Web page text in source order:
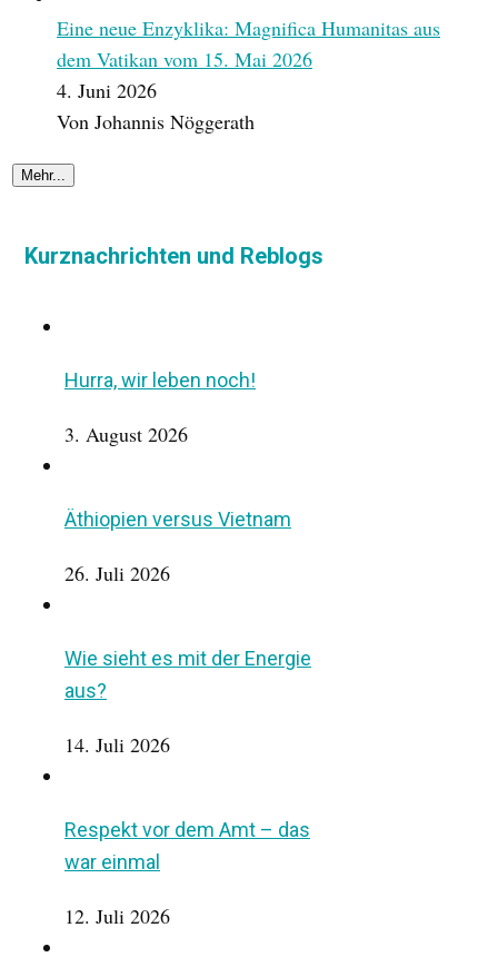
Eine neue Enzyklika: Magnifica Humanitas aus
dem Vatikan vom 15. Mai 2026
4. Juni 2026
Von Johannis Nöggerath
Kurznachrichten und Reblogs
Hurra, wir leben noch!
3. August 2026
Äthiopien versus Vietnam
26. Juli 2026
Wie sieht es mit der Energie
aus?
14. Juli 2026
Respekt vor dem Amt – das
war einmal
12. Juli 2026